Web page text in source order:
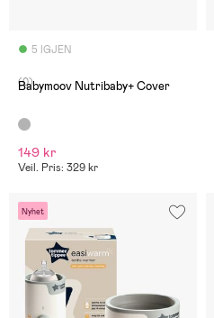
5 IGJEN
(0)
Babymoov Nutribaby+ Cover
149 kr
Veil. Pris: 329 kr
Nyhet